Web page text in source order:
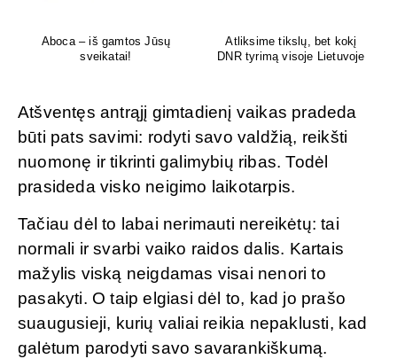
Aboca – iš gamtos Jūsų
sveikatai!
Atliksime tikslų, bet kokį
DNR tyrimą visoje Lietuvoje
Atšventęs antrąjį gimtadienį vaikas pradeda
būti pats savimi: rodyti savo valdžią, reikšti
nuomonę ir tikrinti galimybių ribas. Todėl
prasideda visko neigimo laikotarpis.
Tačiau dėl to labai nerimauti nereikėtų: tai
normali ir svarbi vaiko raidos dalis. Kartais
mažylis viską neigdamas visai nenori to
pasakyti. O taip elgiasi dėl to, kad jo prašo
suaugusieji, kurių valiai reikia nepaklusti, kad
galėtum parodyti savo savarankiškumą.